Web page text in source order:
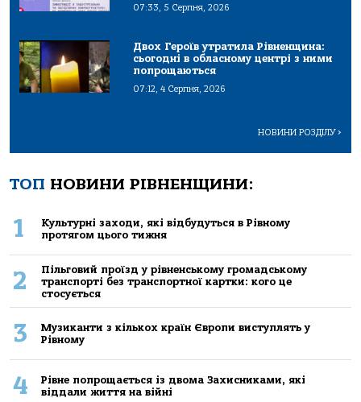
07:33, 5 Серпня, 2026
Двох Героїв утратила Рівненщина:
сьогодні в обласному центрі з ними
попрощаються
07:12, 4 Серпня, 2026
НОВИНИ РОЗДІЛУ>
ТОП НОВИНИ РІВНЕНЩИНИ:
1
Культурні заходи, які відбудуться в Рівному
протягом цього тижня
2
Пільговий проїзд у рівненському громадському
транспорті без транспортної картки: кого це
стосується
3
Музиканти з кількох країн Європи виступлять у
Рівному
4
Рівне попрощається із двома Захисниками, які
віддали життя на війні